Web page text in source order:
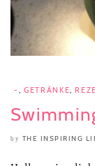
- , GETRÄNKE,
by THE INSPIRING